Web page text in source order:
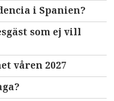
i Spanien?
som ej vill
våren 2027